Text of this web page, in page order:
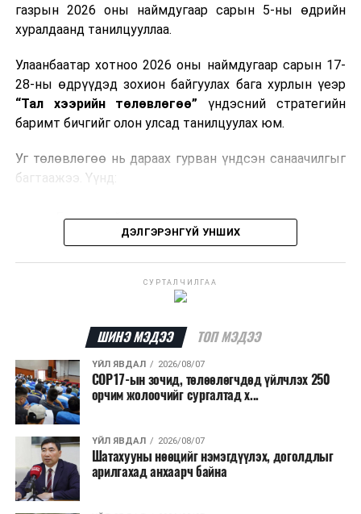
Мөн газрын тосны бүтээгдэхүүн, шатахууныг хилээр
шуурхай нэвтрүүлэх, тээвэрлэх, буулгах, гадаад
хөнгөвчлөх, шаардлага хангасан зөвшөөрлийн
хүсэлтийг түргэн шийдвэрлэх, шатахууны
нийлүүлэлтийн тогтвортой байдлыг хангахыг
холбогдох сайд нарт үүрэг болголоо.
газрын 2026 оны наймдугаар сарын 5-ны өдрийн
хуралдаанд танилцууллаа.
Улаанбаатар хотноо 2026 оны наймдугаар сарын 17-
28-ны өдрүүдэд зохион байгуулах бага хурлын үеэр
“Тал хээрийн төлөвлөгөө” үндэсний стратегийн
баримт бичгийг олон улсад танилцуулах юм.
Уг төлөвлөгөө нь дараах гурван үндсэн санаачилгыг
багтаажээ. Үүнд:
Бэлчээрийн тэргүүлэх санаачилга
Ус, газрын нэгдсэн менежментийн санаачилга
дэд бүтцийн санаачилга
хэрэгжүүлэхээр төлөвлөж,
6.5 тэрбум ам.долларын
санхүүжилт
татахаар зорьж байна. Нэг төслийн
дундаж санхүүжилтийн хэмжээ700 мянган
ам.доллар байхаар тооцжээ.
ДЭЛГЭРЭНГҮЙ УНШИХ
СУРТАЛЧИЛГАА
ШИНЭ МЭДЭЭ ТОП МЭДЭЭ
ҮЙЛ ЯВДАЛ 2026/08/07
COP17-ын зочид, төлөөлөгчдөд үйлчлэх 250
орчим жолоочийг сургалтад х...
ҮЙЛ ЯВДАЛ 2026/08/07
Шатахууны нөөцийг нэмэгдүүлэх, доголдлыг
арилгахад анхаарч байна